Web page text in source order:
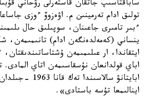
ساباقتاسىپ جاتقان قاستەرلى رۋحاني
تولىق ادام تەرمينىن م. اۋەزوۆ ءوزى
ءبىر تامىرى جاعىنان، سوپىلىق حال
ينساني (كەمەلدەنگەن ادام) تانىمىمەن،
ايتقاندا، ار عىلىمىمەن ۇشتاساتىندىقتان،
اباي قولدانعان نۇسقاسىمەن اتاي المادى.
ابايتانۋ
اينالىمعا تۇسە باستادى».